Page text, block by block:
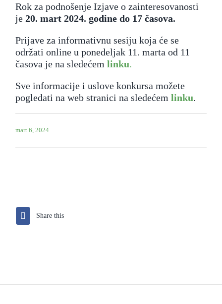
Rok za podnošenje Izjave o zainteresovanosti
je20. mart 2024. godine do 17 časova.
Prijave za informativnu sesiju koja će se
održati online u ponedeljak 11. marta od 11
časova je na sledećem linku.
Sve informacije i uslove konkursa možete
pogledati na web stranici na sledećemlinku.
mart 6, 2024
Share this